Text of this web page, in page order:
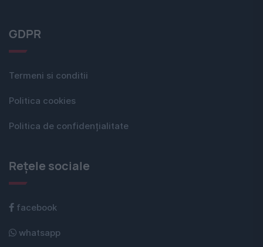
GDPR
Termeni si conditii
Politica cookies
Politica de confidențialitate
Rețele sociale
facebook
whatsapp